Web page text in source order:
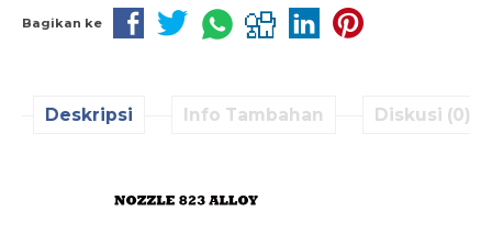
Bagikan ke
Deskripsi Info Tambahan Diskusi (0)